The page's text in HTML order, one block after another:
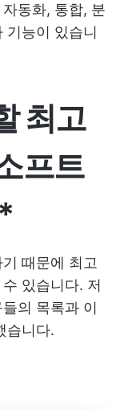
동화, 통합, 분
기능이 있습니
최고
프트
때문에 최고
있습니다. 저
의 목록과 이
습니다.